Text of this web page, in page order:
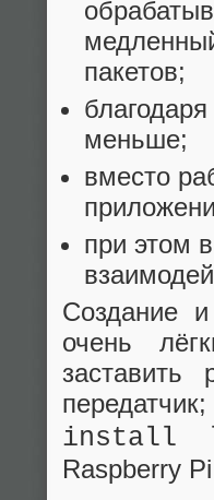
пакетов;
меньше;
вместо
при этом
Создание
очень
install
Raspberry